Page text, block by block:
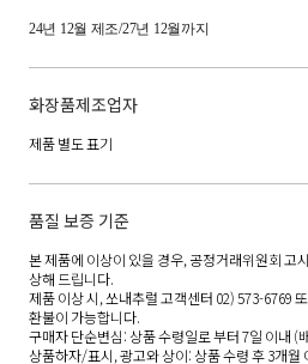
24년 12월 제조/27년 12월까지
화장품제조업자
제품 별도 표기
품질 보증 기준
본 제품에 이상이 있을 경우, 공정거래위원회 고
상해 드립니다.
제품 이상 시, 쏘내추럴 고객센터 02) 573-6769
환불이 가능합니다.
구매자 단순변심: 상품 수령일로 부터 7일 이내 (
상품하자/표시, 광고와 상이: 상품 수령 후 3개월